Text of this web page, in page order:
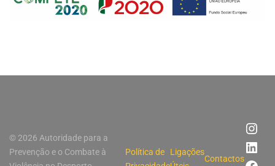
© 2026 Autoridade para a
Prevenção e o Combate à
Política de
Ligações
Contactos